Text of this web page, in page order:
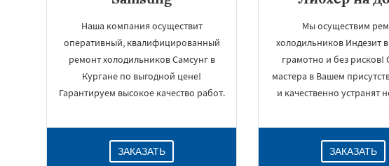
Наша компания осуществит
оперативный, квалифицированный
ремонт холодильников Самсунг в
Кургане по выгодной цене!
Гарантируем высокое качество работ.
ЗАКАЗАТЬ
Мы осуществим
холодильников Индезит
грамотно и без
мастера в Вашем
и качественно устранят
ЗАКАЗАТЬ